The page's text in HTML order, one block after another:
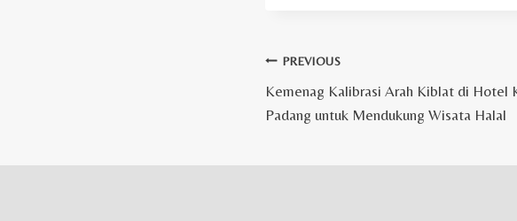
Post
navigation
PREVIOUS
Kemenag Kalibrasi Arah Kiblat di Hotel
Padang untuk Mendukung Wisata Halal